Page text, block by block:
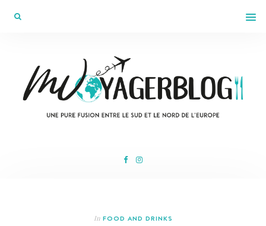
In FOOD AND DRINKS